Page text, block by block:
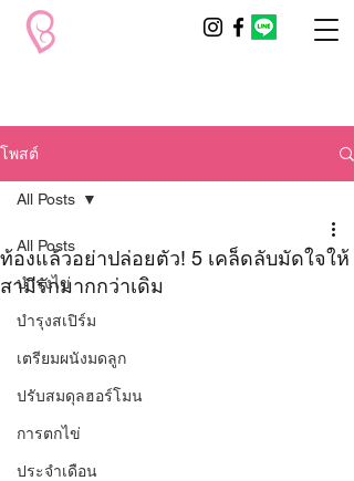
โพสต์
All Posts
บำรุงไข่
บำรุงสเปิร์ม
เตรียมผนังมดลูก
ปรับสมดุลฮอร์โมน
การตกไข่
ประจำเดือน
All Posts
ท้องแล้วอย่าปล่อยตัว! 5 เคล็ดลับมัดใจให้
สามีรักมากกว่าเดิม